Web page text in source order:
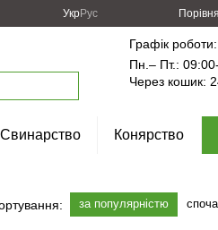
УкрРус
Графік роботи:
Пн.– Пт.:
Через кошик:
Свинарство Конярство
за популярністю